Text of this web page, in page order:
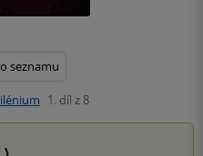
seznamu
1. díl z 8